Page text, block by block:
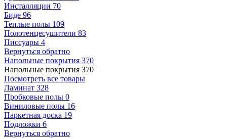
Инсталляции 70
Биде 96
Теплые полы 109
Полотенцесушители 83
Писсуары 4
Вернуться обратно
Напольные покрытия 370
Напольные покрытия 370
Посмотреть все товары
Ламинат 328
Пробковые полы 0
Виниловые полы 16
Паркетная доска 19
Подложки 6
Вернуться обратно